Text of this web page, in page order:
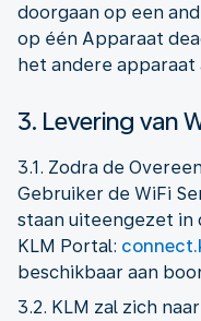
doorgaan op een
op één Apparaat
het andere apparaat
3. Levering van
3.1. Zodra de
Gebruiker de WiFi
staan uiteengezet in
KLM Portal:
beschikbaar aan
3.2. KLM zal zich